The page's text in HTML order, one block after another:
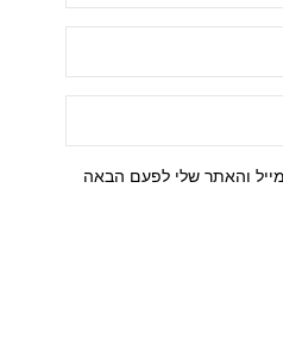
לפעם הבאה